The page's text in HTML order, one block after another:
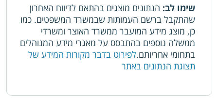
שימו לב: הנתונים מוצגים בהתאם לדיווח האחרון
שהתקבל ברשם העמותות שבמשרד המשפטים. כמו
כן, מוצג מידע המועבר ממשרד האוצר ומשרדי
ממשלה נוספים בהתבסס על מאגרי מידע המנוהלים
בתחומי אחריותם.לפירוט בדבר מקורות המידע של
תצוגת הנתונים באתר